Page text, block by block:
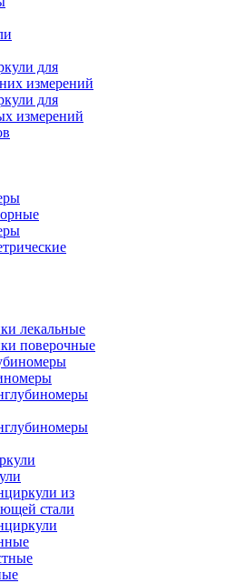
для
измерений
для
измерений
лекальные
поверочные
из
стали